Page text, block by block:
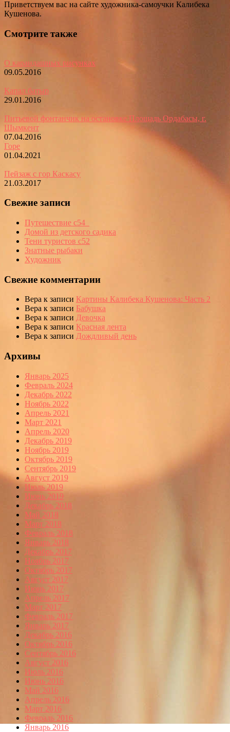
Приветствуем вас на сайте художника-самоучки Калибека
Кушенова.
Смотрите также
О карандашных рисунках
09.05.2016
Капал батыр
29.01.2016
Питьевой фонтанчик на остановке Площадь Ордабасы, г.
Шымкент
07.04.2016
Горе
01.04.2021
Пейзаж с гор Каскасу
21.03.2017
Свежие записи
Путешествие с54_
Домой из детского садика
Тени туристов с52
Знатные рыбаки
Художник
Свежие комментарии
Вера к записи Картины Калибека Кушенова: Часть 2
Вера к записи Бабушка
Вера к записи Девочка
Вера к записи Красная лента
Вера к записи Дождливый день
Архивы
Январь 2025
Февраль 2024
Декабрь 2022
Ноябрь 2022
Апрель 2021
Март 2021
Апрель 2020
Декабрь 2019
Ноябрь 2019
Октябрь 2019
Сентябрь 2019
Август 2019
Июль 2019
Июнь 2019
Декабрь 2018
Май 2018
Март 2018
Февраль 2018
Январь 2018
Декабрь 2017
Ноябрь 2017
Октябрь 2017
Август 2017
Июнь 2017
Апрель 2017
Март 2017
Февраль 2017
Январь 2017
Декабрь 2016
Октябрь 2016
Сентябрь 2016
Август 2016
Июль 2016
Июнь 2016
Май 2016
Апрель 2016
Март 2016
Февраль 2016
Январь 2016